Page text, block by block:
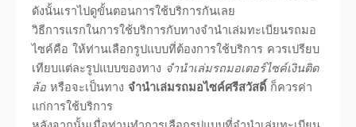
ดังนั้นเราไปดูขั้นตอนการใช้บริการกันเลย
วิธีการแรกในการใช้บริการกับทางจํานําเล่มทะเบียนรถมอ
ไซค์คือ ให้ท่านเลือกรูปแบบที่ต้องการใช้บริการ ควรเปรียบ
เทียบแต่ละรูปแบบของทาง จำนำเล่มรถมอเตอร์ไซค์เงินติด
ล้อ หรือจะเป็นทาง จำนำเล่มรถมอไซค์ศรีสวัสดิ์ ก็ควรค่า
แก่การใช้บริการ